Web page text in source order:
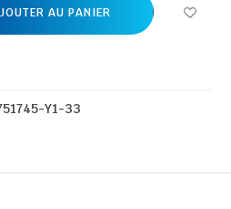
AU PANIER
Y1-33